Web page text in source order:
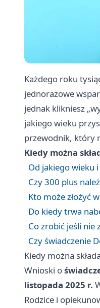
Każdego roku
jednorazowe
jednak klikniesz
jakiego wieku
przewodnik, który
Kiedy można
Od jakiego wieku
Czy 300 plus
Kto może złożyć
Do kiedy trwa
Co zrobić jeśli nie
Czy świadczenie
Kiedy można
Wnioski o
listopada 2025 r.
Rodzice i